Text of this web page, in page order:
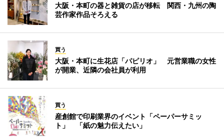
大阪・本町の器と雑貨の店が移転 関西・九州の陶
芸作家作品そろえる
買う
大阪・本町に生花店「パピリオ」 元営業職の女性
が開業、近隣の会社員が利用
買う
産創館で印刷業界のイベント「ペーパーサミッ
ト」 「紙の魅力伝えたい」